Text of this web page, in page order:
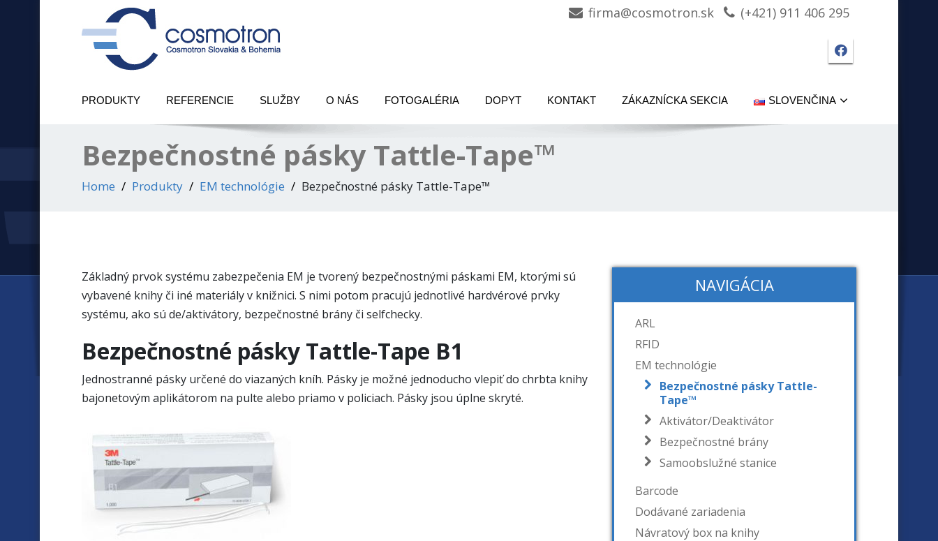
firma@cosmotron.sk (+421) 911 406 295
Facebook
PRODUKTY REFERENCIE SLUŽBY O NÁS FOTOGALÉRIA DOPYT KONTAKT ZÁKAZNÍCKA SEKCIA SLOVENČINA
Bezpečnostné pásky Tattle-Tape™
Home Produkty EM technológie Bezpečnostné pásky Tattle-Tape™
Základný prvok systému zabezpečenia EM je tvorený bezpečnostnými páskami EM, ktorými sú
vybavené knihy či iné materiály v knižnici. S nimi potom pracujú jednotlivé hardvérové prvky
systému, ako sú de/aktivátory, bezpečnostné brány či selfchecky.
Bezpečnostné pásky Tattle-Tape B1
Jednostranné pásky určené do viazaných kníh. Pásky je možné jednoducho vlepiť do chrbta knihy
bajonetovým aplikátorom na pulte alebo priamo v policiach. Pásky jsou úplne skryté.
NAVIGÁCIA
ARL
RFID
EM technológie
Bezpečnostné pásky Tattle-
Tape™
Aktivátor/Deaktivátor
Bezpečnostné brány
Samoobslužné stanice
Barcode
Dodávané zariadenia
Návratový box na knihy